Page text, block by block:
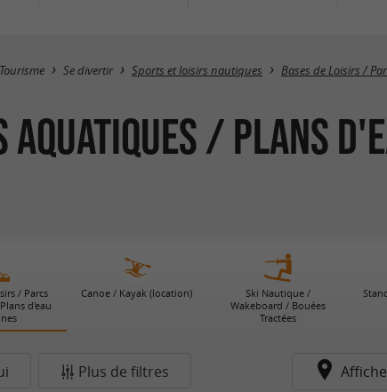
Tourisme Se divertir Sports et loisirs nautiques Bases de Loisirs /
aquatiques / Plans
/ Parcs
d'eau
Canoe / Kayak (location)
Ski Nautique /
Wakeboard / Bouées
Tractées
Plus de filtres